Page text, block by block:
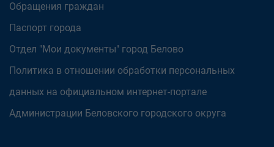
Обращения граждан
Паспорт города
Отдел "Мои документы" город Белово
Политика в отношении обработки персональных
данных на официальном интернет-портале
Администрации Беловского городского округа